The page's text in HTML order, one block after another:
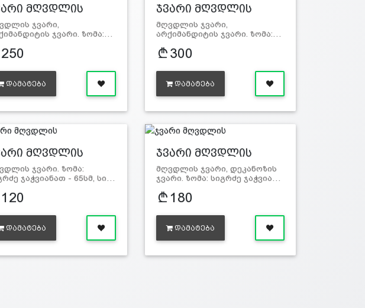
მღვდლის
ჯვარი,
ჯვარი. ზომა:…
250
ᲓᲐᲛᲐᲢᲔᲑᲐ
ჯვარი მღვდლის
მღვდლის ჯვარი,
არქიმანდიტის ჯვარი. ზომა:…
300
ᲓᲐᲛᲐᲢᲔᲑᲐ
მღვდლის
ჯვარი. ზომა:
ჯაჭვიანათ - 65სმ, სი…
120
ᲓᲐᲛᲐᲢᲔᲑᲐ
ჯვარი მღვდლის
მღვდლის ჯვარი, დეკანოზის
ჯვარი. ზომა: სიგრძე ჯაჭვია…
180
ᲓᲐᲛᲐᲢᲔᲑᲐ